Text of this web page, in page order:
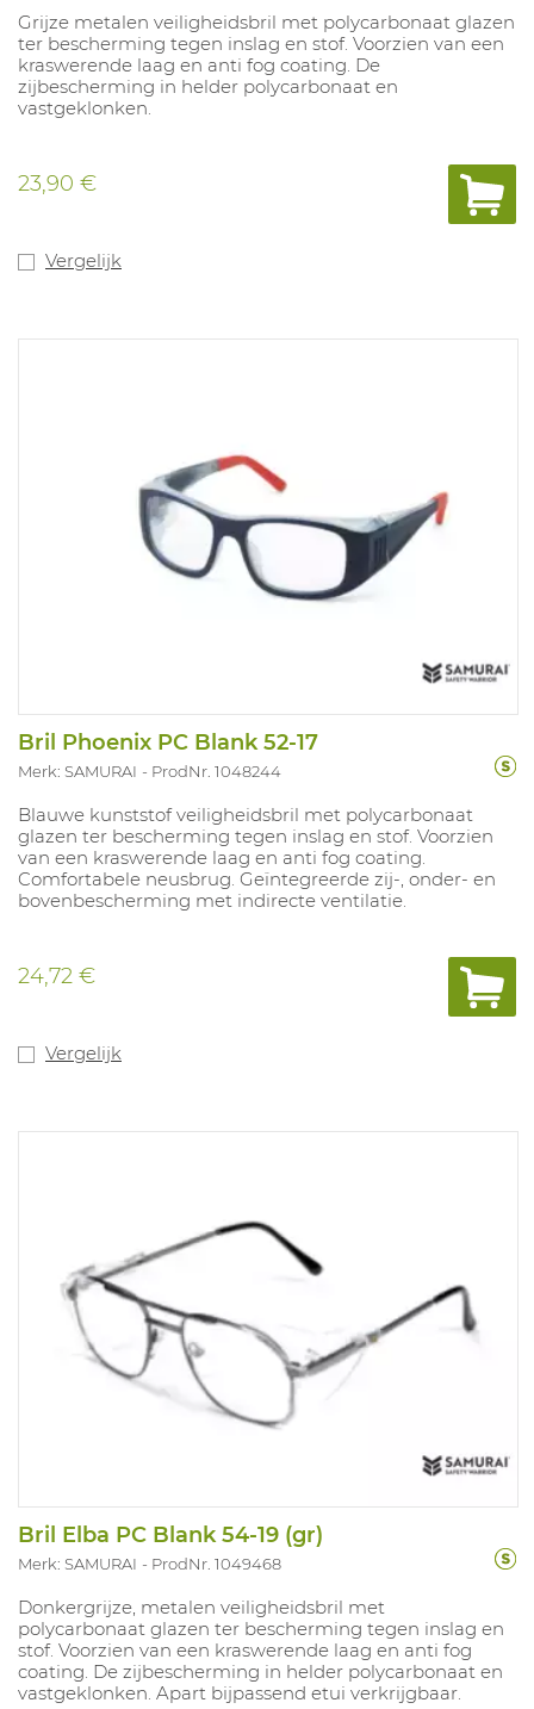
Grijze metalen veiligheidsbril met polycarbonaat glazen
ter bescherming tegen inslag en stof. Voorzien van een
kraswerende laag en anti fog coating. De
zijbescherming in helder polycarbonaat en
vastgeklonken.
23,90 €
Vergelijk
Bril Phoenix PC Blank 52-17
Merk: SAMURAI ProdNr. 1048244
Blauwe kunststof veiligheidsbril met polycarbonaat
glazen ter bescherming tegen inslag en stof. Voorzien
van een kraswerende laag en anti fog coating.
Comfortabele neusbrug. Geïntegreerde zij-, onder- en
bovenbescherming met indirecte ventilatie.
24,72 €
Vergelijk
Bril Elba PC Blank 54-19 (gr)
Merk: SAMURAI ProdNr. 1049468
Donkergrijze, metalen veiligheidsbril met
polycarbonaat glazen ter bescherming tegen inslag en
stof. Voorzien van een kraswerende laag en anti fog
coating. De zijbescherming in helder polycarbonaat en
vastgeklonken. Apart bijpassend etui verkrijgbaar.